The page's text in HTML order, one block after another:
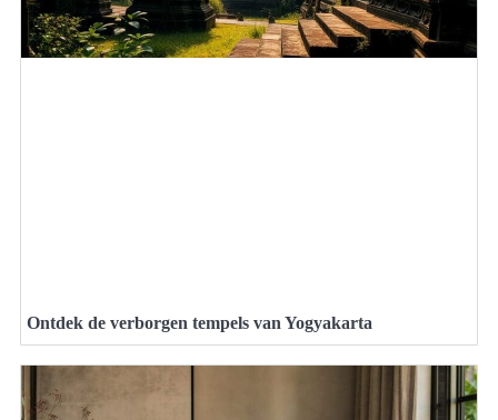
Ontdek de verborgen tempels van Yogyakarta